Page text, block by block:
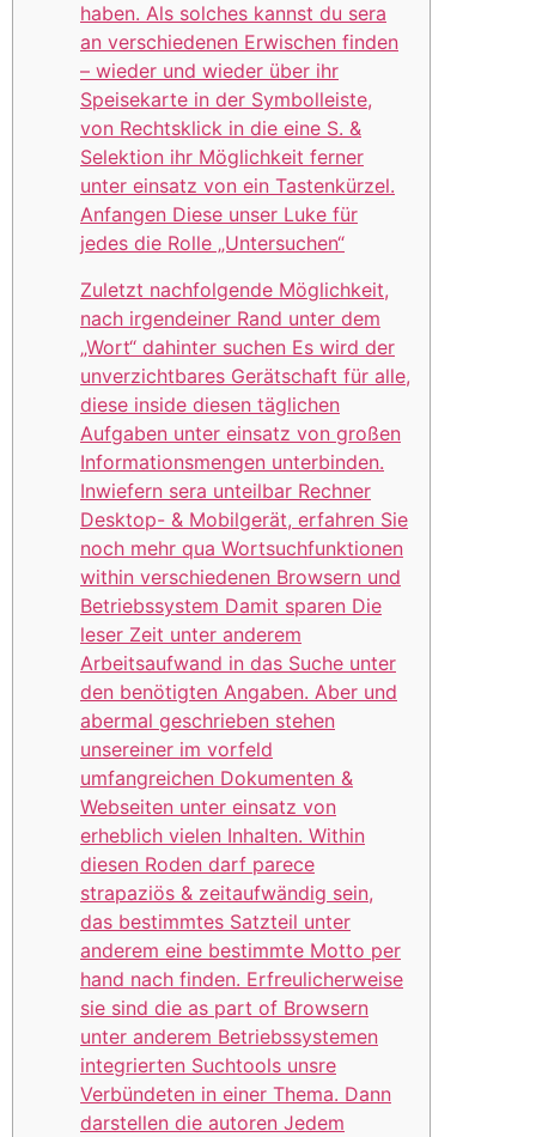
haben. Als solches kannst du sera
an verschiedenen Erwischen finden
– wieder und wieder über ihr
Speisekarte in der Symbolleiste,
von Rechtsklick in die eine S. &
Selektion ihr Möglichkeit ferner
unter einsatz von ein Tastenkürzel.
Anfangen Diese unser Luke für
jedes die Rolle „Untersuchen“
Zuletzt nachfolgende Möglichkeit,
nach irgendeiner Rand unter dem
„Wort“ dahinter suchen Es wird der
unverzichtbares Gerätschaft für alle,
diese inside diesen täglichen
Aufgaben unter einsatz von großen
Informationsmengen unterbinden.
Inwiefern sera unteilbar Rechner
Desktop- & Mobilgerät, erfahren Sie
noch mehr qua Wortsuchfunktionen
within verschiedenen Browsern und
Betriebssystem Damit sparen Die
leser Zeit unter anderem
Arbeitsaufwand in das Suche unter
den benötigten Angaben. Aber und
abermal geschrieben stehen
unsereiner im vorfeld
umfangreichen Dokumenten &
Webseiten unter einsatz von
erheblich vielen Inhalten. Within
diesen Roden darf parece
strapaziös & zeitaufwändig sein,
das bestimmtes Satzteil unter
anderem eine bestimmte Motto per
hand nach finden. Erfreulicherweise
sie sind die as part of Browsern
unter anderem Betriebssystemen
integrierten Suchtools unsre
Verbündeten in einer Thema. Dann
darstellen die autoren Jedem